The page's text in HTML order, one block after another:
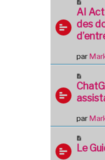
e
s
s
a
e
o
u
v
e
u
m
s
s
g
e
AI
des
par
o
u
v
a
e
par
o
Le